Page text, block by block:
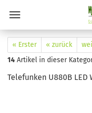
« Erster « zurück
14 Artikel in dieser
Telefunken U880B LED